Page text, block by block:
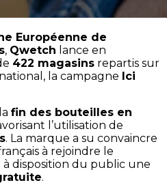
Européenne de
, Qwetch lance en
422 magasins repartis sur
la campagne Ici
fin des bouteilles en
l’utilisation de
. La marque a su convaincre
à rejoindre le
disposition du public une
.